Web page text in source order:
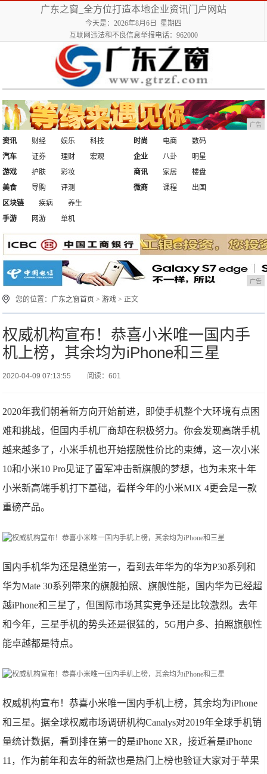
广东之窗_全方位打造本地企业资讯门户网站
今天是：2026年8月6日 星期四
互联网违法和不良信息举报电话：962000
广告
资讯 财经 娱乐
科技
汽车
证券 理财 宏观
时尚 电商
数码
企业
八卦
明星
游戏
护肤
彩妆
美食
导购 评测
商讯 家居
楼盘
微商
课程
出国
区块链
疾病
养生
手游
网游 单机
广告
您的位置： 广东之窗首页 >游戏 > 正文
权威机构宣布！恭喜小米唯一国内手
机上榜，其余均为iPhone和三星
2020-04-09 07:13:55 阅读：601
2020年我们朝着新方向开始前进，即使手机整个大环境有点困
难和挑战，但国内手机厂商却在积极努力。你会发现高端手机
越来越多了，小米手机也开始摆脱性价比的束缚，这一次小米
10和小米10 Pro见证了雷军冲击新旗舰的梦想，也为未来十年
小米新高端手机打下基础，看样今年的小米MIX 4更会是一款
重磅产品。
国内手机华为还是稳坐第一，看到去年华为的华为P30系列和
华为Mate 30系列带来的旗舰拍照、旗舰性能，国内华为已经超
越iPhone和三星了，但国际市场其实竞争还是比较激烈。去年
和今年，三星手机的势头还是很猛的，5G用户多、拍照旗舰性
能卓越都是特点。
权威机构宣布！恭喜小米唯一国内手机上榜，其余均为iPhone
和三星。据全球权威市场调研机构Canalys对2019年全球手机销
量统计数据，看到排在第一的是iPhone XR，接近着是iPhone
11，作为前年和去年的新款也是热门上榜也验证大家对于苹果